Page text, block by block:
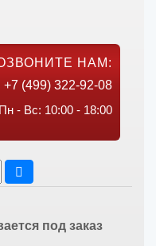
НАМ:
+7 (499) 322-92-08
Пн - Вс: 10:00 - 18:00
под заказ